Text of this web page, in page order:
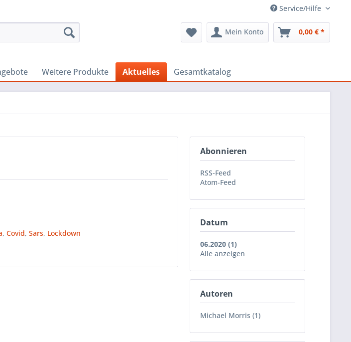
Service/Hilfe
Mein Konto 0,00 € *
Weitere Produkte Aktuelles Gesamtkatalog
Abonnieren
RSS-Feed
Atom-Feed
Datum
06.2020 (1)
Alle anzeigen
Autoren
Michael Morris (1)
,Covid,Sars, Lockdown